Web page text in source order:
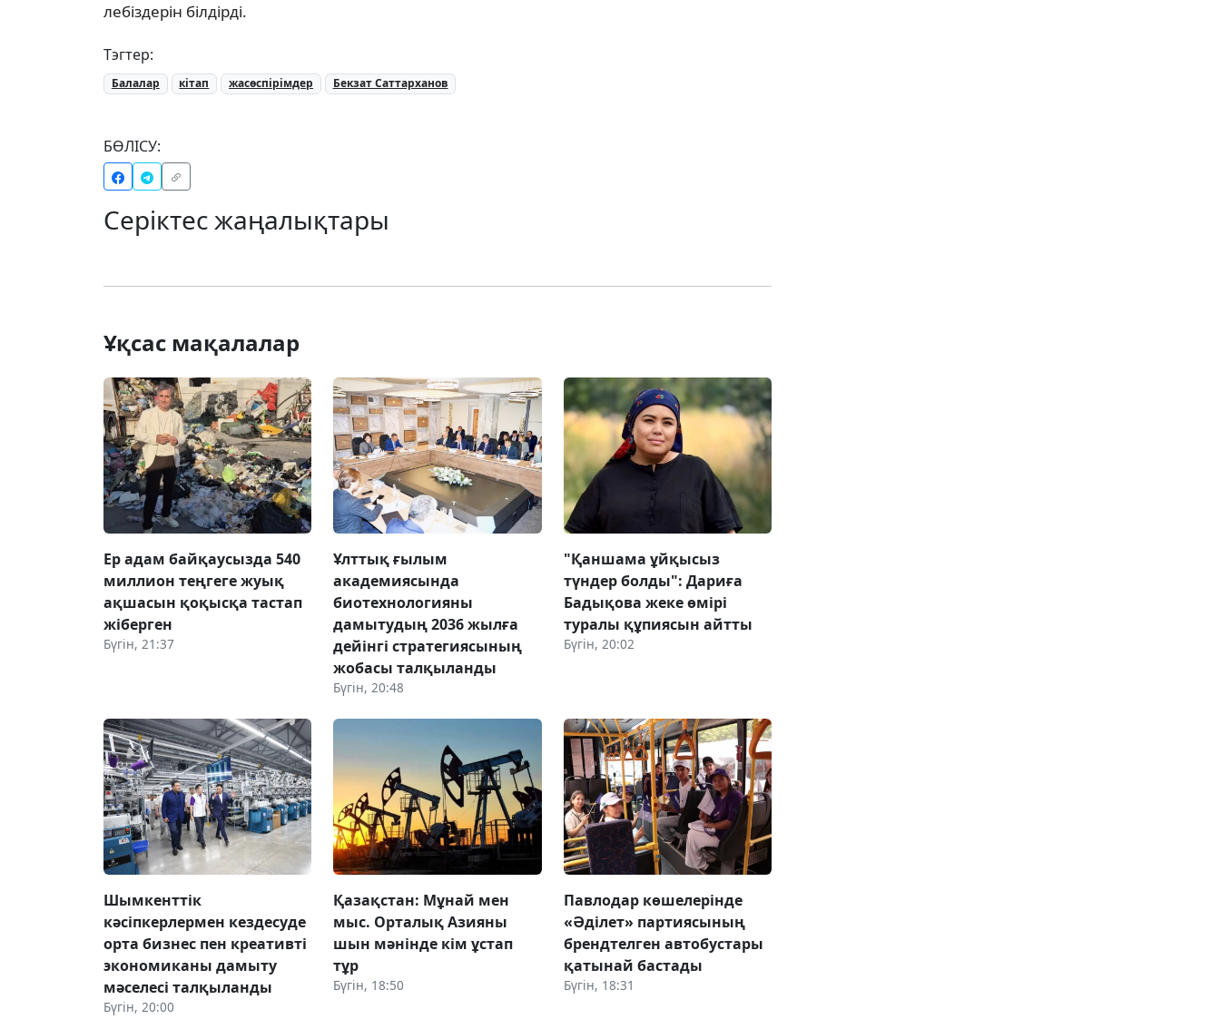
лебіздерін білдірді.
Тэгтер:
Балалар кітап жасөспірімдер Бекзат Саттарханов
БӨЛІСУ:
Серіктес жаңалықтары
Ұқсас мақалалар
Ер адам байқаусызда 540
миллион теңгеге жуық
ақшасын қоқысқа тастап
жіберген
Бүгін, 21:37
Ұлттық ғылым
академиясында
биотехнологияны
дамытудың 2036 жылға
дейінгі стратегиясының
жобасы талқыланды
Бүгін, 20:48
"Қаншама ұйқысыз
түндер болды": Дариға
Бадықова жеке өмірі
туралы құпиясын айтты
Бүгін, 20:02
Шымкенттік
кәсіпкерлермен кездесуде
орта бизнес пен креативті
экономиканы дамыту
мәселесі талқыланды
Бүгін, 20:00
Қазақстан: Мұнай мен
мыс. Орталық Азияны
шын мәнінде кім ұстап
тұр
Бүгін, 18:50
Павлодар көшелерінде
«Әділет» партиясының
брендтелген автобустары
қатынай бастады
Бүгін, 18:31